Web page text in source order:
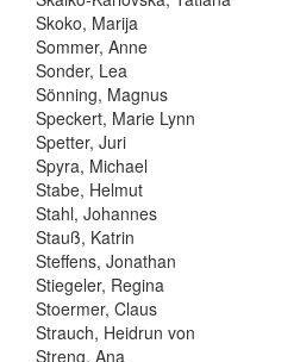
Skoko, Marija
Sommer, Anne
Sonder, Lea
Sönning, Magnus
Speckert, Marie Lynn
Spetter, Juri
Spyra, Michael
Stabe, Helmut
Stahl, Johannes
Stauß, Katrin
Steffens, Jonathan
Stiegeler, Regina
Stoermer, Claus
Strauch, Heidrun von
Streng, Ana